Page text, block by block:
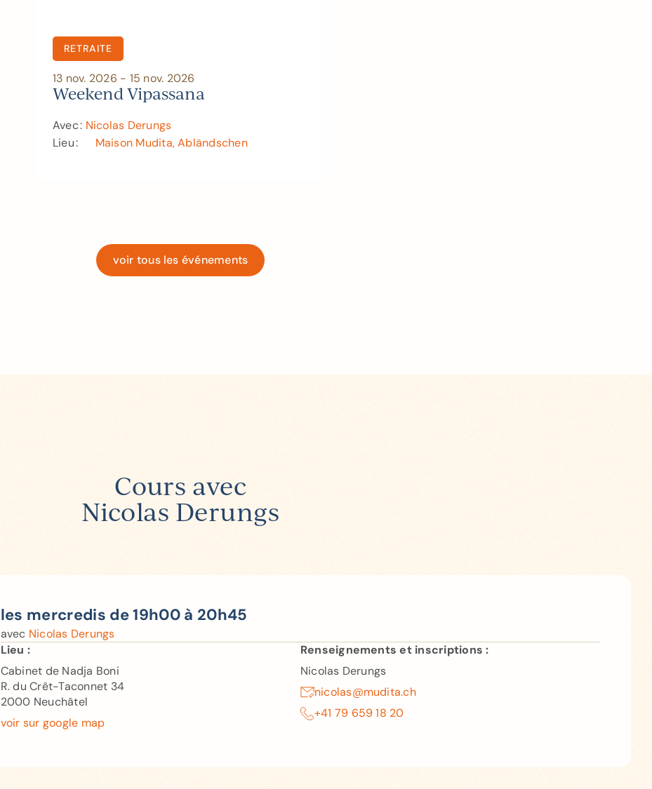
RETRAITE
13 nov. 2026 - 15 nov. 2026
Weekend Vipassana
Avec : Nicolas Derungs
Lieu :
Maison Mudita, Abländschen
voir tous les événements
Cours avec
Nicolas Derungs
les mercredis de 19h00 à 20h45
avec Nicolas Derungs
Lieu :
Cabinet de Nadja Boni
R. du Crêt-Taconnet 34
2000 Neuchâtel
voir sur google map
Renseignements et inscriptions :
Nicolas Derungs
nicolas@mudita.ch
+41 79 659 18 20